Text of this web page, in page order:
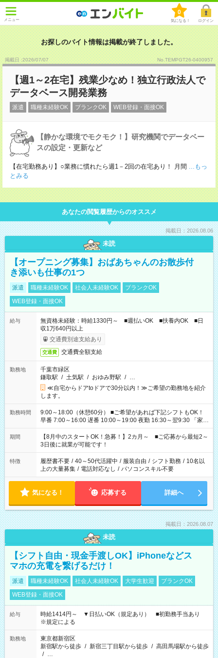
メニュー
0
気になる！ ログイン
お探しのバイト情報は掲載が終了しました。
掲載日 :2026/07/07 No.TEMPGT26-0400957
【週1～2在宅】残業少なめ！独立行政法人で
データベース開発業務
派遣 職種未経験OK ブランクOK WEB登録・面接OK
【静かな環境でモクモク！】研究機関でデータベー
スの設定・更新など
【在宅勤務あり】○業務に慣れたら週1－2回の在宅あり！ 月間 ...もっ
とみる
あなたの閲覧履歴からのオススメ
掲載日：2026.08.06
未読
【オープニング募集】おばあちゃんのお散歩付
き添いも仕事の1つ
派遣 職種未経験OK 社会人未経験OK
ブランクOK
WEB登録・面接OK
給与
無資格未経験：時給1330円～ ■週払いOK ■扶養内OK ■日
収1万640円以上
交通費別途支給あり
交通費 交通費全額支給
勤務地
千葉市緑区
鎌取駅 / 土気駅 / おゆみ野駅 / …
≪自宅からドアtoドアで30分以内！≫ご希望の勤務地を紹介
します。
勤務時間
9:00～18:00（休憩60分） ■ご希望があれば下記シフトもOK！
早番 7:00～16:00 遅番 10:00～19:00 夜勤 16:30～翌9:30 「家族
と休みを合わせたい」 「余裕を持って夕飯の準備がしたい」
「できれば残業はしたくない」 など、ご希望を教えてください
ね。 ※Wワーク希望の方へ 今ご覧のお仕事で希望する勤務時間
と、もう1つのお仕事の勤務時間。 合計で週40時間を超える場
合は応募できません。
期間
【8月中のスタートOK！急募！】2カ月～ ■ご応募から最短2～
3日後に就業が可能です！
特徴 履歴書不要 / 40～50代活躍中 / 服装自由 / シフト勤務 / 10名以
上の大量募集 / 電話対応なし / パソコンスキル不要
気になる！ 応募する 詳細へ
掲載日：2026.08.07
未読
【シフト自由・現金手渡しOK】iPhoneなどス
マホの充電を繋げるだけ！
派遣 職種未経験OK 社会人未経験OK 大学生歓迎
ブランクOK
WEB登録・面接OK
給与
時給1414円～ ▼日払いOK（規定あり） ■初勤務手当あり
※規定による
勤務地
東京都新宿区
新宿駅から徒歩 / 新宿三丁目駅から徒歩 / 高田馬場駅から徒歩
/ …